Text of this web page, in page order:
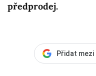
předprodej.
Přidat